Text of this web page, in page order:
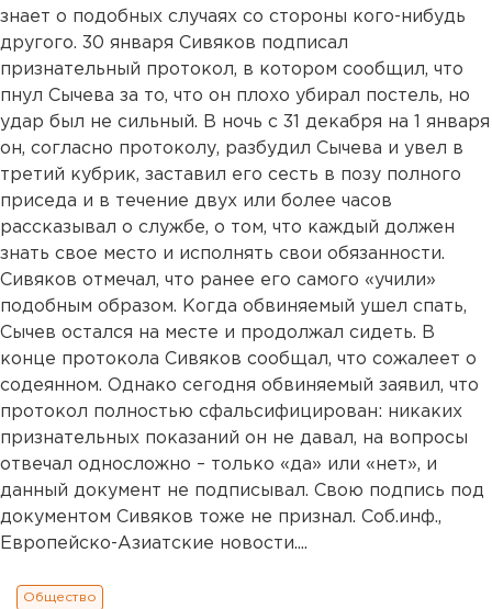
знает о подобных случаях со стороны кого-нибудь
другого. 30 января Сивяков подписал
признательный протокол, в котором сообщил, что
пнул Сычева за то, что он плохо убирал постель, но
удар был не сильный. В ночь с 31 декабря на 1 января
он, согласно протоколу, разбудил Сычева и увел в
третий кубрик, заставил его сесть в позу полного
приседа и в течение двух или более часов
рассказывал о службе, о том, что каждый должен
знать свое место и исполнять свои обязанности.
Сивяков отмечал, что ранее его самого «учили»
подобным образом. Когда обвиняемый ушел спать,
Сычев остался на месте и продолжал сидеть. В
конце протокола Сивяков сообщал, что сожалеет о
содеянном. Однако сегодня обвиняемый заявил, что
протокол полностью сфальсифицирован: никаких
признательных показаний он не давал, на вопросы
отвечал односложно – только «да» или «нет», и
данный документ не подписывал. Свою подпись под
документом Сивяков тоже не признал. Соб.инф.,
Европейско-Азиатские новости....
Общество